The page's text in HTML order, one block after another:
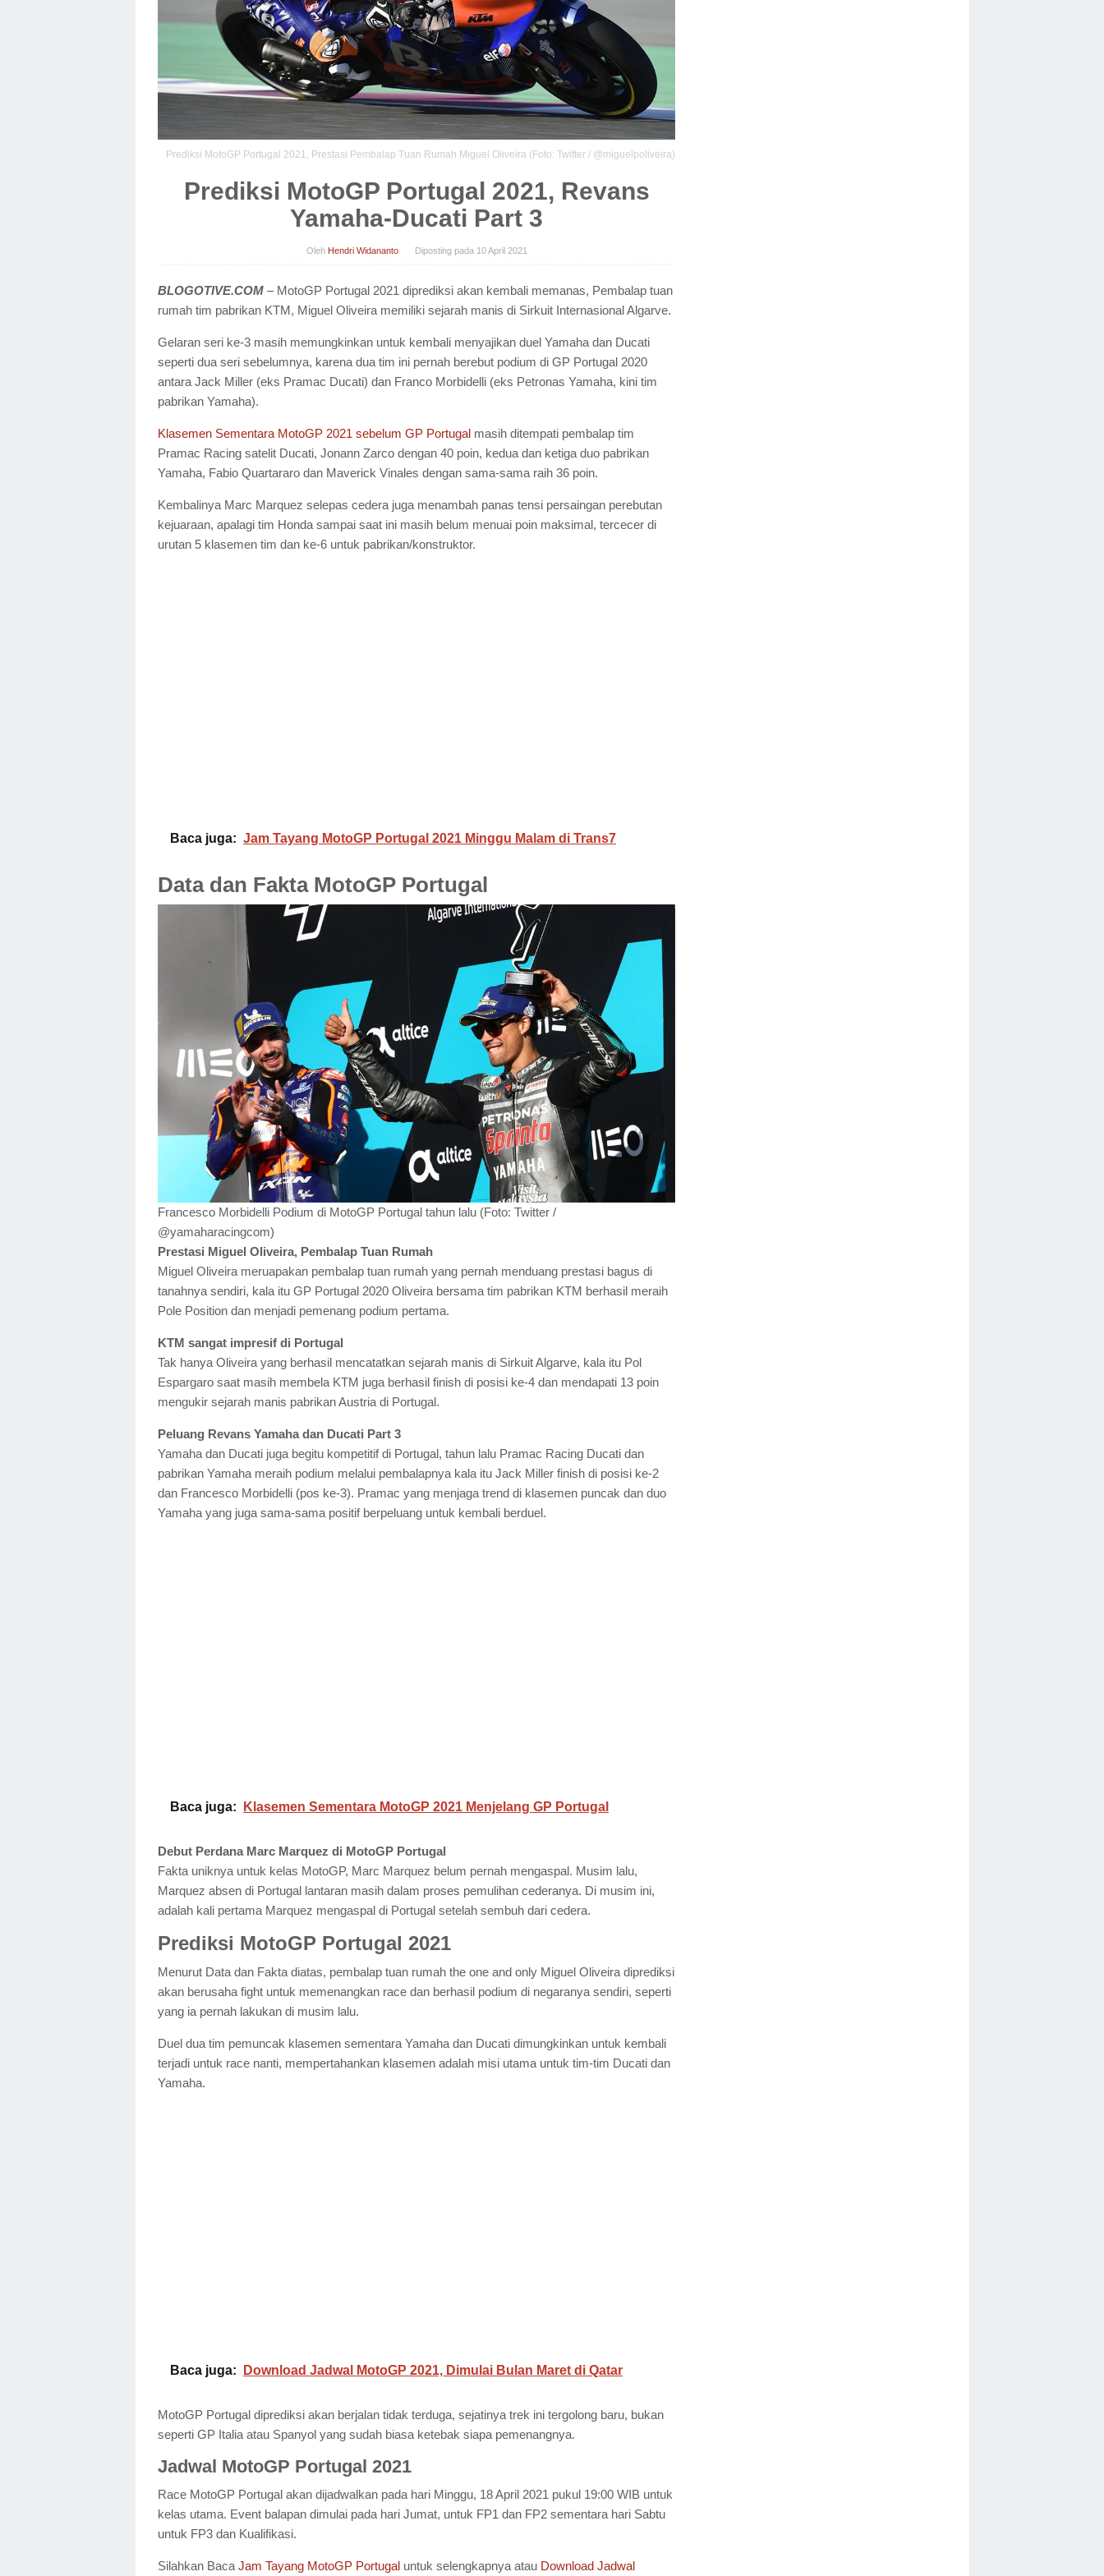
Prediksi MotoGP Portugal 2021, Prestasi Pembalap Tuan Rumah Miguel Oliveira (Foto: Twitter / @miguelpoliveira)
Prediksi MotoGP Portugal 2021, Revans
Yamaha-Ducati Part 3
Oleh Hendri Widananto Diposting pada 10 April 2021
BLOGOTIVE.COM – MotoGP Portugal 2021 diprediksi akan kembali memanas, Pembalap tuan
rumah tim pabrikan KTM, Miguel Oliveira memiliki sejarah manis di Sirkuit Internasional Algarve.
Gelaran seri ke-3 masih memungkinkan untuk kembali menyajikan duel Yamaha dan Ducati
seperti dua seri sebelumnya, karena dua tim ini pernah berebut podium di GP Portugal 2020
antara Jack Miller (eks Pramac Ducati) dan Franco Morbidelli (eks Petronas Yamaha, kini tim
pabrikan Yamaha).
Klasemen Sementara MotoGP 2021 sebelum GP Portugal masih ditempati pembalap tim
Pramac Racing satelit Ducati, Jonann Zarco dengan 40 poin, kedua dan ketiga duo pabrikan
Yamaha, Fabio Quartararo dan Maverick Vinales dengan sama-sama raih 36 poin.
Kembalinya Marc Marquez selepas cedera juga menambah panas tensi persaingan perebutan
kejuaraan, apalagi tim Honda sampai saat ini masih belum menuai poin maksimal, tercecer di
urutan 5 klasemen tim dan ke-6 untuk pabrikan/konstruktor.
Baca juga: Jam Tayang MotoGP Portugal 2021 Minggu Malam di Trans7
Data dan Fakta MotoGP Portugal
Francesco Morbidelli Podium di MotoGP Portugal tahun lalu (Foto: Twitter /
@yamaharacingcom)
Prestasi Miguel Oliveira, Pembalap Tuan Rumah
Miguel Oliveira meruapakan pembalap tuan rumah yang pernah menduang prestasi bagus di
tanahnya sendiri, kala itu GP Portugal 2020 Oliveira bersama tim pabrikan KTM berhasil meraih
Pole Position dan menjadi pemenang podium pertama.
KTM sangat impresif di Portugal
Tak hanya Oliveira yang berhasil mencatatkan sejarah manis di Sirkuit Algarve, kala itu Pol
Espargaro saat masih membela KTM juga berhasil finish di posisi ke-4 dan mendapati 13 poin
mengukir sejarah manis pabrikan Austria di Portugal.
Peluang Revans Yamaha dan Ducati Part 3
Yamaha dan Ducati juga begitu kompetitif di Portugal, tahun lalu Pramac Racing Ducati dan
pabrikan Yamaha meraih podium melalui pembalapnya kala itu Jack Miller finish di posisi ke-2
dan Francesco Morbidelli (pos ke-3). Pramac yang menjaga trend di klasemen puncak dan duo
Yamaha yang juga sama-sama positif berpeluang untuk kembali berduel.
Baca juga: Klasemen Sementara MotoGP 2021 Menjelang GP Portugal
Debut Perdana Marc Marquez di MotoGP Portugal
Fakta uniknya untuk kelas MotoGP, Marc Marquez belum pernah mengaspal. Musim lalu,
Marquez absen di Portugal lantaran masih dalam proses pemulihan cederanya. Di musim ini,
adalah kali pertama Marquez mengaspal di Portugal setelah sembuh dari cedera.
Prediksi MotoGP Portugal 2021
Menurut Data dan Fakta diatas, pembalap tuan rumah the one and only Miguel Oliveira diprediksi
akan berusaha fight untuk memenangkan race dan berhasil podium di negaranya sendiri, seperti
yang ia pernah lakukan di musim lalu.
Duel dua tim pemuncak klasemen sementara Yamaha dan Ducati dimungkinkan untuk kembali
terjadi untuk race nanti, mempertahankan klasemen adalah misi utama untuk tim-tim Ducati dan
Yamaha.
Baca juga: Download Jadwal MotoGP 2021, Dimulai Bulan Maret di Qatar
MotoGP Portugal diprediksi akan berjalan tidak terduga, sejatinya trek ini tergolong baru, bukan
seperti GP Italia atau Spanyol yang sudah biasa ketebak siapa pemenangnya.
Jadwal MotoGP Portugal 2021
Race MotoGP Portugal akan dijadwalkan pada hari Minggu, 18 April 2021 pukul 19:00 WIB untuk
kelas utama. Event balapan dimulai pada hari Jumat, untuk FP1 dan FP2 sementara hari Sabtu
untuk FP3 dan Kualifikasi.
Silahkan Baca Jam Tayang MotoGP Portugal untuk selengkapnya atau Download Jadwal